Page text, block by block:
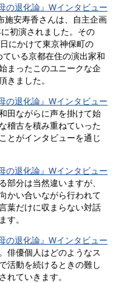
の退化論』Wインタビュー
施安寿香さんは、自主企画
初演されました。その
にかけて東京神保町の
いる京都在住の演出家和
まったこのユニークな企
ました。
の退化論』Wインタビュー
田ながらに声を掛けて始
稽古を積み重ねていった
とがインタビューを通じ
の退化論』Wインタビュー
分は当然違いますが、
かい合いながら行われて
葉だけに収まらない対話
す。
の退化論』Wインタビュー
俳優個人はどのようなス
活動を続けるときの難し
れていきます。